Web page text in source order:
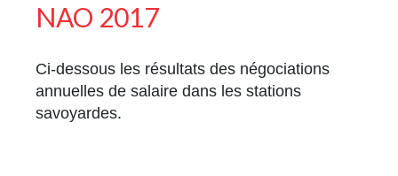
NAO 2017
Ci-dessous les résultats des négociations
annuelles de salaire dans les stations
savoyardes.